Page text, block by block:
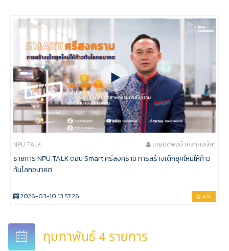
NPU TALK นายปิติพงษ์ เหล่าหงษ์สา
รายการ NPU TALK ตอน Smart ศรีสงคราม การสร้างเด็กยุคใหม่ให้ก้าว
ทันโลกอนาคต
2026-03-10 13:57:26 426
กุมภาพันธ์ 4 รายการ